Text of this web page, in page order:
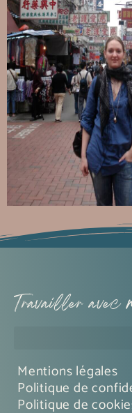
Travailler avec
Mentions légales
Politique de
Politique de